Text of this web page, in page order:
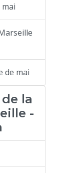
de mai
la
-